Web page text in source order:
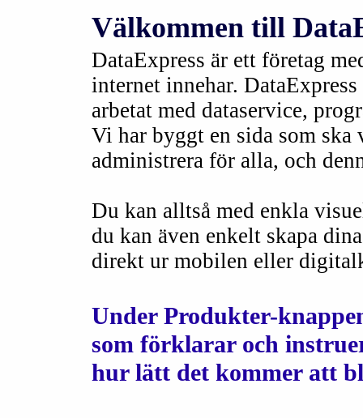
Välkommen till
DataExpress är ett företag
internet innehar.
arbetat med dataservice,
Vi har byggt en sida som
administrera för alla, och
Du kan alltså med enkla
du kan även enkelt skapa
direkt ur mobilen eller
Under Produkter-
som förklarar och
hur lätt det kommer att